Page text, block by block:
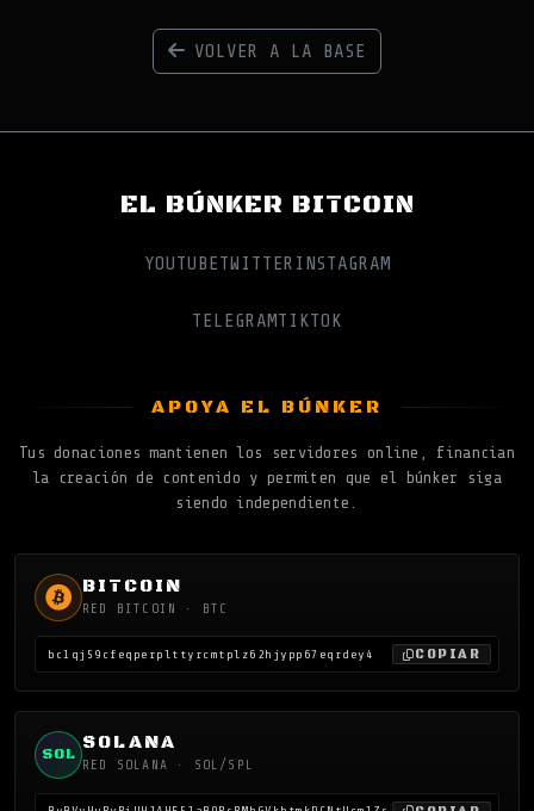
VOLVER A LA BASE
EL BÚNKER BITCOIN
YOUTUBETWITTER INSTAGRAM
TELEGRAMTIKTOK
APOYA EL BÚNKER
Tus donaciones mantienen los servidores online, financian
la creación de contenido y permiten que el búnker siga
siendo independiente.
BITCOIN
RED BITCOIN · BTC
bc1qj59cfeqperplttyrcmtplz62hjypp67eqrdey4 COPIAR
SOL SOLANA
RED SOLANA · SOL/SPL